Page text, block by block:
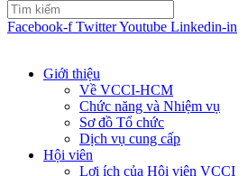
Facebook-f TwitterYoutube Linkedin-in
Giới thiệu
Về VCCI-HCM
Chức năng và Nhiệm vụ
Sơ đồ Tổ chức
Dịch vụ cung cấp
Hội viên
Lợi ích của Hội viên VCCI